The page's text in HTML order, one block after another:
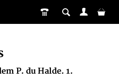
P. du Halde. 1.